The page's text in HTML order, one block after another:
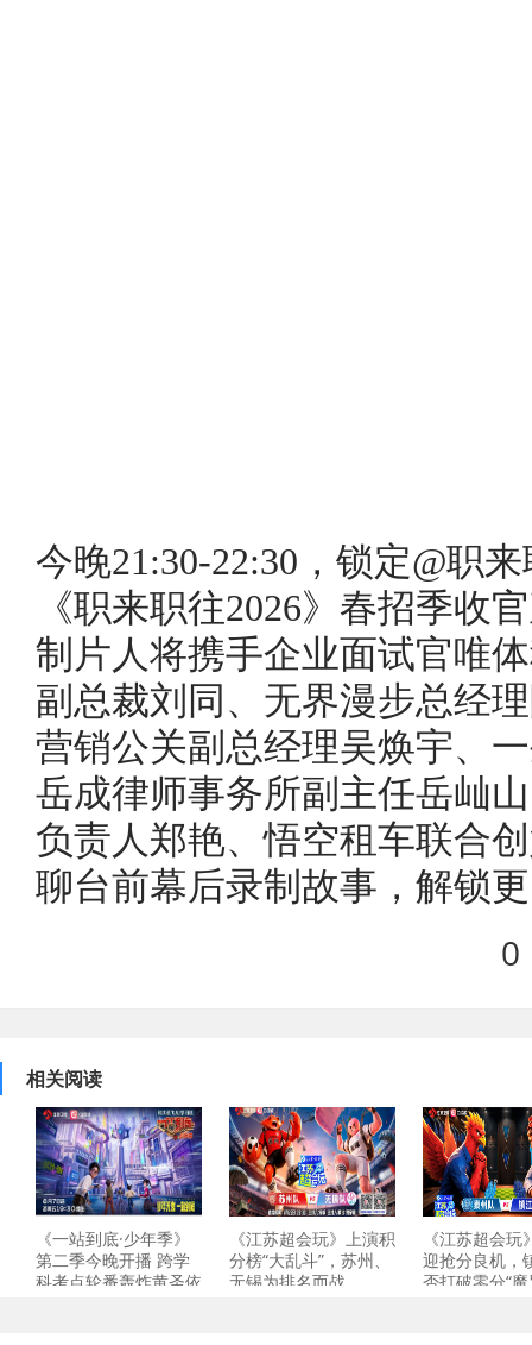
今晚21:30-22:30，锁定@职
副总裁刘同、无界漫步总经
营销公关副总经理吴焕宇、
岳成律师事务所副主任岳屾
负责人郑艳、悟空租车联合
聊台前幕后录制故事，解锁